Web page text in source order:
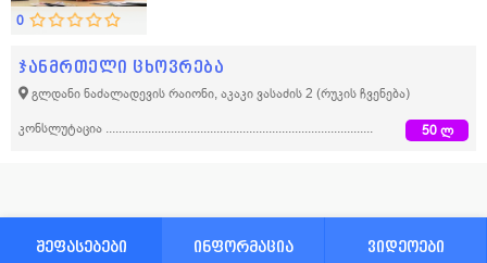
0
ჯანმრთელი ცხოვრება
გლდანი ნაძალადევის რაიონი, აკაკი ვასაძის 2 (რუკის ჩვენება)
კონსლუტაცია 50 ლ
შეფასებები ინფორმაცია ვიდეოები